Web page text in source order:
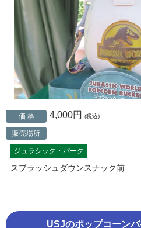
価 格 4,000円 (税込)
販売場所
ジュラシック・パーク
スプラッシュダウンスナック前
USJのポップコーン